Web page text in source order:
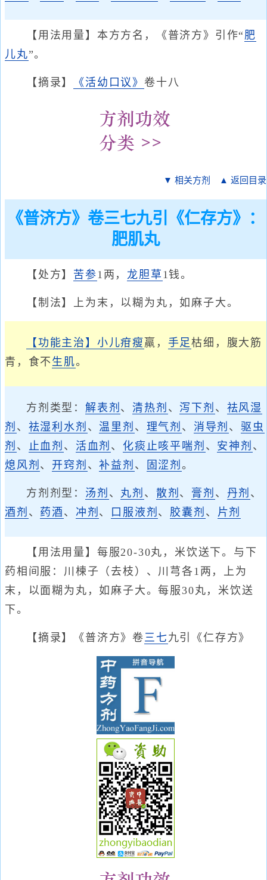
【用法用量】本方方名，《普济方》引作“肥
儿丸”。
【摘录】 《活幼口议》卷十八
▼ 相关方剂 ▲ 返回目录
《普济方》卷三七九引《仁存方》：
肥肌丸
【处方】 苦参1两， 龙胆草 1钱。
【制法】上为末，以糊为丸，如麻子大。
【功能主治】 小儿疳瘦 羸， 手足枯细，腹大筋
青，食不 生肌。
方剂类型： 解表剂 、清热剂 、 泻下剂 、 祛风湿
剂 、 祛湿利水剂 、温里剂 、 理气剂 、 消导剂 、驱虫
剂 、 止血剂 、 活血剂 、 化痰止咳平喘剂 、 安神剂 、
熄风剂 、 开窍剂 、补益剂 、 固涩剂。
方剂剂型： 汤剂 、 丸剂 、 散剂 、 膏剂 、 丹剂 、
酒剂 、 药酒 、 冲剂 、 口服液剂 、 胶囊剂 、 片剂
【用法用量】每服20-30丸，米饮送下。与下
药相间服：川楝子（去枝）、川芎各1两，上为
末，以面糊为丸，如麻子大。每服30丸，米饮送
下。
【摘录】《普济方》卷三七 九引《仁存方》